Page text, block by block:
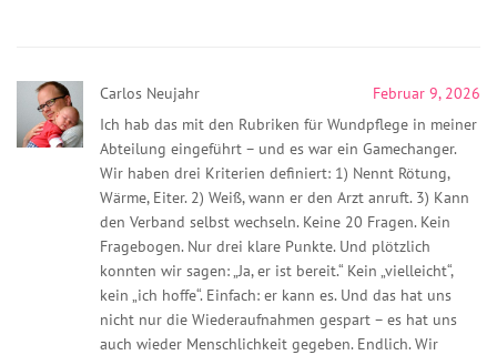
Carlos Neujahr
Februar 9, 2026
Ich hab das mit den Rubriken für Wundpflege in meiner
Abteilung eingeführt – und es war ein Gamechanger.
Wir haben drei Kriterien definiert: 1) Nennt Rötung,
Wärme, Eiter. 2) Weiß, wann er den Arzt anruft. 3) Kann
den Verband selbst wechseln. Keine 20 Fragen. Kein
Fragebogen. Nur drei klare Punkte. Und plötzlich
konnten wir sagen: „Ja, er ist bereit.“ Kein „vielleicht“,
kein „ich hoffe“. Einfach: er kann es. Und das hat uns
nicht nur die Wiederaufnahmen gespart – es hat uns
auch wieder Menschlichkeit gegeben. Endlich. Wir